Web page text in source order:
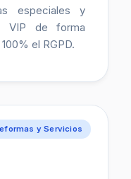
especiales y
VIP de forma
el RGPD.
y Servicios